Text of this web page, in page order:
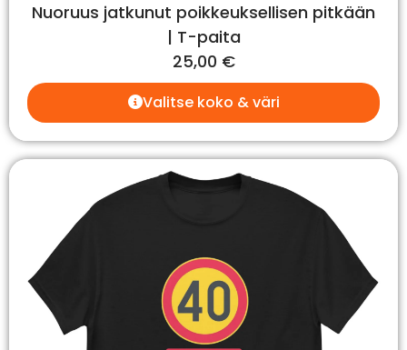
Nuoruus jatkunut poikkeuksellisen pitkään
| T-paita
25,00 €
Valitse koko & väri